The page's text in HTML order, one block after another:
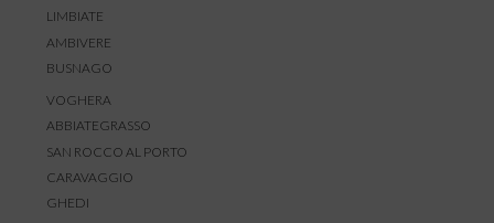
LIMBIATE
AMBIVERE
BUSNAGO
VOGHERA
ABBIATEGRASSO
SAN ROCCO AL PORTO
CARAVAGGIO
GHEDI